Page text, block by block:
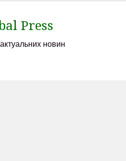
Press
новин